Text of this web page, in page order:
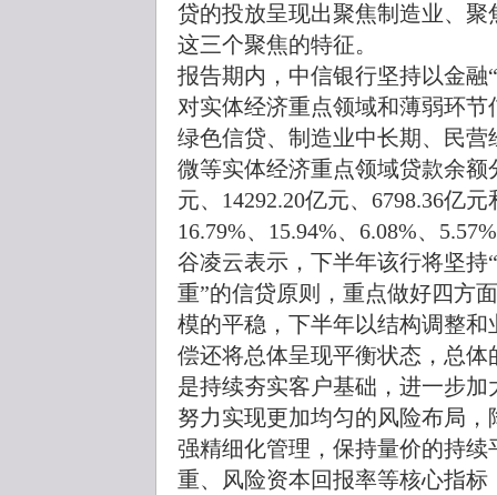
贷的投放呈现出聚焦制造业、
这三个聚焦的特征。
报告期内，中信银行坚持以金
对实体经济重点领域和薄弱环
绿色信贷、制造业中长期、民
微等实体经济重点领域贷款余额
元、14292.20亿元、6798.36亿
16.79%、15.94%、6.08%、
谷凌云表示，下半年该行将坚
重”的信贷原则，重点做好四方
模的平稳，下半年以结构调整
偿还将总体呈现平衡状态，总
是持续夯实客户基础，进一步
努力实现更加均匀的风险布局
强精细化管理，保持量价的持
重、风险资本回报率等核心指